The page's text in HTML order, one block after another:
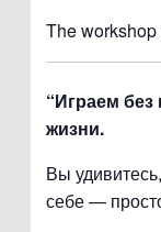
The
“Играем без
жизни.
Вы
себе —